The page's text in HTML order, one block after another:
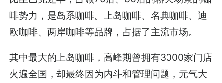
啡势力，是岛系咖啡。上岛咖啡、名典咖啡、迪
欧咖啡、两岸咖啡等品牌，占据了主流市场。
其中最大的上岛咖啡，高峰期曾拥有3000家门店
火遍全国，却最终因为内斗和管理问题，元气大